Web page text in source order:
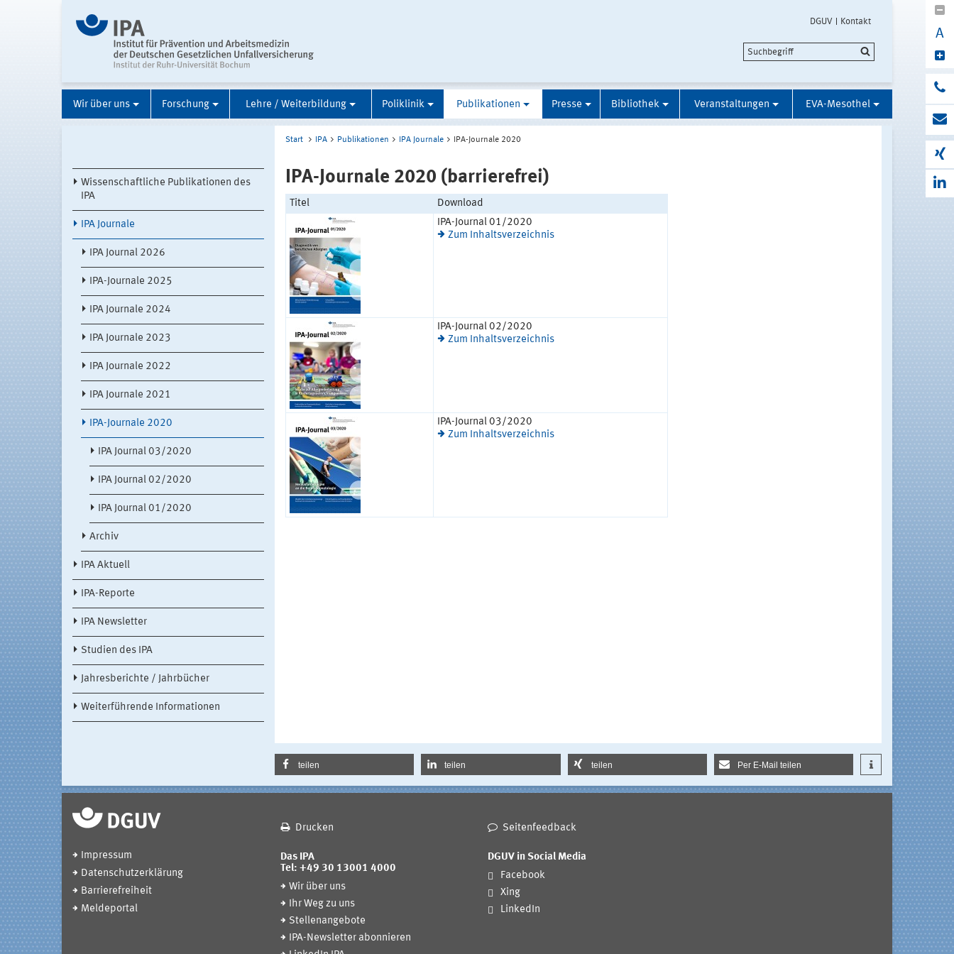
DGUV Kontakt
A
Wir über uns Forschung Lehre / Weiterbildung Poliklinik Publikationen Presse Bibliothek Veranstaltungen EVA-Mesothel
Wissenschaftliche Publikationen des
IPA
IPA Journale
IPA Journal 2026
IPA-Journale 2025
IPA Journale 2024
IPA Journale 2023
IPA Journale 2022
IPA Journale 2021
IPA-Journale 2020
IPA Journal 03/2020
IPA Journal 02/2020
IPA Journal 01/2020
Archiv
IPA Aktuell
IPA-Reporte
IPA Newsletter
Studien des IPA
Jahresberichte / Jahrbücher
Weiterführende Informationen
Start IPA Publikationen IPA Journale IPA-Journale 2020
IPA-Journale 2020 (barrierefrei)
Titel
Download
IPA-Journal 01/2020
Zum Inhaltsverzeichnis
IPA-Journal 02/2020
Zum Inhaltsverzeichnis
IPA-Journal 03/2020
Zum Inhaltsverzeichnis
teilen teilen teilen Per E-Mail teilen
Drucken Seitenfeedback
Impressum
Datenschutzerklärung
Barrierefreiheit
Meldeportal
Das IPA
Tel: +49 30 13001 4000
Wir über uns
Ihr Weg zu uns
Stellenangebote
IPA-Newsletter abonnieren
DGUV in Social Media
Facebook
Xing
LinkedIn